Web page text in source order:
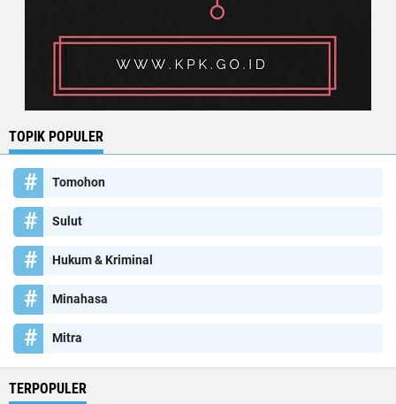
TOPIK POPULER
Tomohon
Sulut
Hukum & Kriminal
Minahasa
Mitra
TERPOPULER